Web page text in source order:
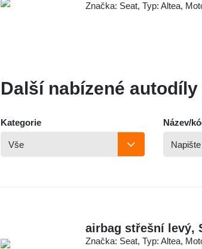
Značka: Seat, Typ: Altea,
Další nabízené
Kategorie Název/
airbag střešní levý,
Značka: Seat, Typ: Altea,